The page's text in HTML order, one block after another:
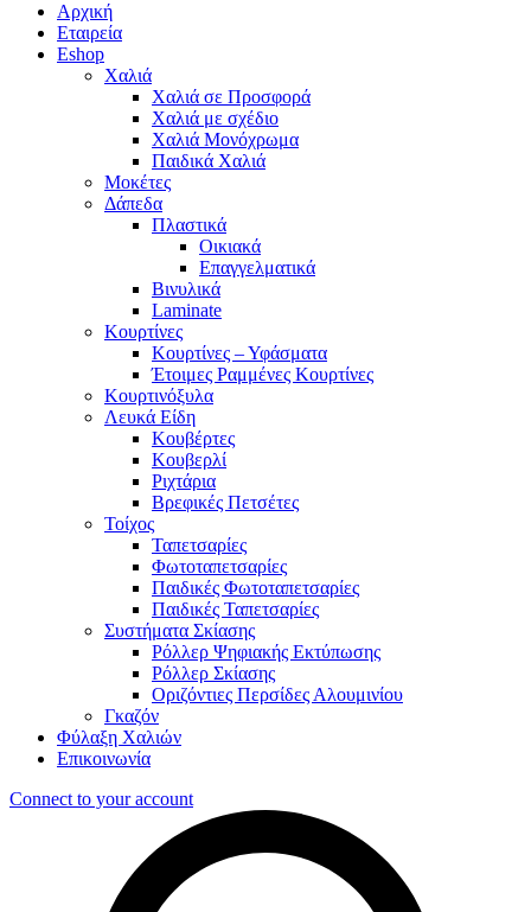
Αρχική
Εταιρεία
Eshop
Χαλιά
Χαλιά σε Προσφορά
Χαλιά με σχέδιο
Χαλιά Μονόχρωμα
Παιδικά Χαλιά
Μοκέτες
Δάπεδα
Πλαστικά
Οικιακά
Επαγγελματικά
Βινυλικά
Laminate
Κουρτίνες
Κουρτίνες – Υφάσματα
Έτοιμες Ραμμένες Κουρτίνες
Κουρτινόξυλα
Λευκά Είδη
Κουβέρτες
Κουβερλί
Ριχτάρια
Βρεφικές Πετσέτες
Τοίχος
Ταπετσαρίες
Φωτοταπετσαρίες
Παιδικές Φωτοταπετσαρίες
Παιδικές Ταπετσαρίες
Συστήματα Σκίασης
Ρόλλερ Ψηφιακής Εκτύπωσης
Ρόλλερ Σκίασης
Οριζόντιες Περσίδες Αλουμινίου
Γκαζόν
Φύλαξη Χαλιών
Επικοινωνία
Connect to your account